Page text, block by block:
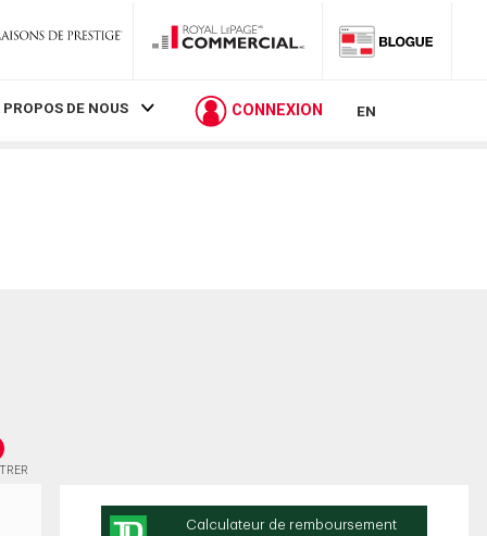
PROPOS DE NOUS CONNEXION EN